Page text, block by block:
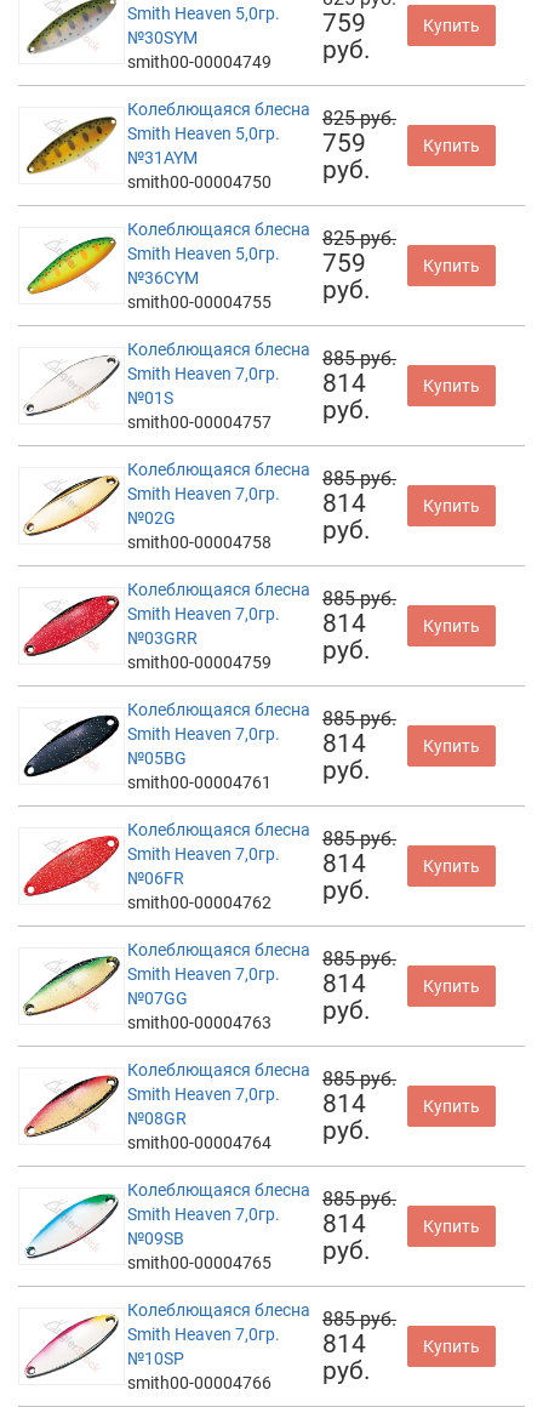
Smith Heaven 5,0гр.
№30SYM
smith00-00004749
759
руб.
Купить
Колеблющаяся блесна
Smith Heaven 5,0гр.
№31AYM
smith00-00004750
825 руб.
759
руб.
Купить
Колеблющаяся блесна
Smith Heaven 5,0гр.
№36CYM
smith00-00004755
825 руб.
759
руб.
Купить
Колеблющаяся блесна
Smith Heaven 7,0гр.
№01S
smith00-00004757
885 руб.
814
руб.
Купить
Колеблющаяся блесна
Smith Heaven 7,0гр.
№02G
smith00-00004758
885 руб.
814
руб.
Купить
Колеблющаяся блесна
Smith Heaven 7,0гр.
№03GRR
smith00-00004759
885 руб.
814
руб.
Купить
Колеблющаяся блесна
Smith Heaven 7,0гр.
№05BG
smith00-00004761
885 руб.
814
руб.
Купить
Колеблющаяся блесна
Smith Heaven 7,0гр.
№06FR
smith00-00004762
885 руб.
814
руб.
Купить
Колеблющаяся блесна
Smith Heaven 7,0гр.
№07GG
smith00-00004763
885 руб.
814
руб.
Купить
Колеблющаяся блесна
Smith Heaven 7,0гр.
№08GR
smith00-00004764
885 руб.
814
руб.
Купить
Колеблющаяся блесна
Smith Heaven 7,0гр.
№09SB
smith00-00004765
885 руб.
814
руб.
Купить
Колеблющаяся блесна
Smith Heaven 7,0гр.
№10SP
smith00-00004766
885 руб.
814
руб.
Купить